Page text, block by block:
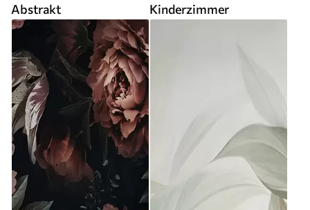
Abstrakt Kinderzimmer